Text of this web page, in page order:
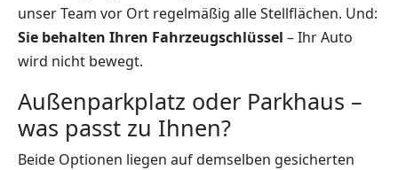
unser Team vor Ort regelmäßig alle Stellflächen. Und:
Sie behalten Ihren Fahrzeugschlüssel – Ihr Auto
wird nicht bewegt.
Außenparkplatz oder Parkhaus –
was passt zu Ihnen?
Beide Optionen liegen auf demselben gesicherten